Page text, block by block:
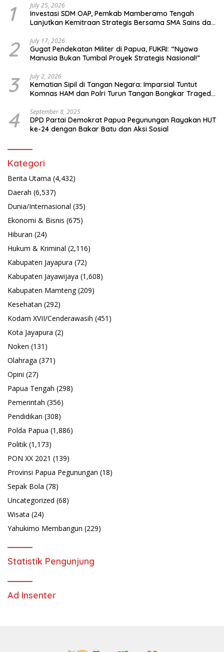
1 July 25, 2026
Investasi SDM OAP, Pemkab Mamberamo Tengah
Lanjutkan Kemitraan Strategis Bersama SMA Sains dan
2 July 17, 2026
Gugat Pendekatan Militer di Papua, FUKRI: “Nyawa
Manusia Bukan Tumbal Proyek Strategis Nasional!”
3 July 2, 2026
Kematian Sipil di Tangan Negara: Imparsial Tuntut
Komnas HAM dan Polri Turun Tangan Bongkar Tragedi
4 September 8, 2025
DPD Partai Demokrat Papua Pegunungan Rayakan HUT
ke-24 dengan Bakar Batu dan Aksi Sosial
Kategori
Berita Utama (4,432)
Daerah (6,537)
Dunia/Internasional (35)
Ekonomi & Bisnis (675)
Hiburan (24)
Hukum & Kriminal (2,116)
Kabupaten Jayapura (72)
Kabupaten Jayawijaya (1,608)
Kabupaten Mamteng(209)
Kesehatan (292)
Kodam XVII/Cenderawasih (451)
Kota Jayapura (2)
Noken (131)
Olahraga (371)
Opini (27)
Papua Tengah (298)
Pemerintah (356)
Pendidikan (308)
Polda Papua (1,886)
Politik (1,173)
PON XX 2021 (139)
Provinsi Papua Pegunungan (18)
Sepak Bola (78)
Uncategorized (68)
Wisata (24)
Yahukimo Membangun (229)
Statistik Pengunjung
Ad Insenter